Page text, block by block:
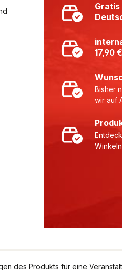
Gratis
17,90 €
Bisher
wir auf
des Produkts für eine